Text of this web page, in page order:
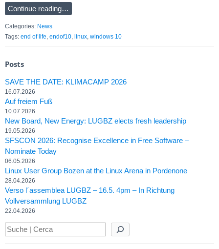
Continue reading…
Categories: News
Tags: end of life, endof10, linux, windows 10
Posts
SAVE THE DATE: KLIMACAMP 2026
16.07.2026
Auf freiem Fuß
10.07.2026
New Board, New Energy: LUGBZ elects fresh leadership
19.05.2026
SFSCON 2026: Recognise Excellence in Free Software –
Nominate Today
06.05.2026
Linux User Group Bozen at the Linux Arena in Pordenone
28.04.2026
Verso l´assemblea LUGBZ – 16.5. 4pm – In Richtung
Vollversammlung LUGBZ
22.04.2026